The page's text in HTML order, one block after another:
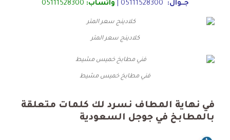
جــوال: 05111528300 واتساب: 05111528300
كلادينج سعر المتر
فني مطابخ خميس مشيط
في نهاية المطاف نسرد لك كلمات متعلقة
بالمطابخ في جوجل السعودية